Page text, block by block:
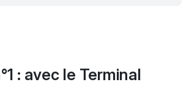
: avec le Terminal